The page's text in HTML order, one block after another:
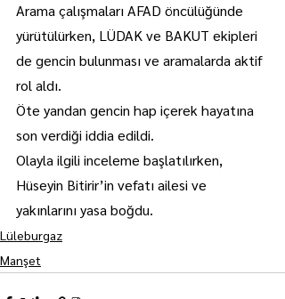
Arama çalışmaları AFAD öncülüğünde
yürütülürken, LÜDAK ve BAKUT ekipleri
de gencin bulunması ve aramalarda aktif
rol aldı.
Öte yandan gencin hap içerek hayatına
son verdiği iddia edildi.
Olayla ilgili inceleme başlatılırken,
Hüseyin Bitirir’in vefatı ailesi ve
yakınlarını yasa boğdu.
Lüleburgaz
Manşet